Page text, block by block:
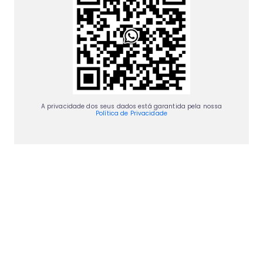
A privacidade dos seus dados está garantida pela nossa
Política de Privacidade